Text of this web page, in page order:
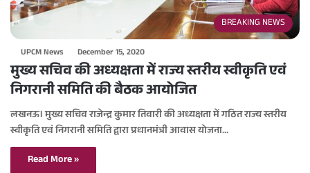
BREAKING NEWS
UPCM News December 15, 2020
मुख्य सचिव की अध्यक्षता में राज्य स्तरीय स्वीकृति एवं
निगरानी समिति की बैठक आयोजित
लखनऊ। मुख्य सचिव राजेन्द्र कुमार तिवारी की अध्यक्षता में गठित राज्य स्तरीय
स्वीकृति एवं निगरानी समिति द्वारा प्रधानमंत्री आवास योजना…
Read More »